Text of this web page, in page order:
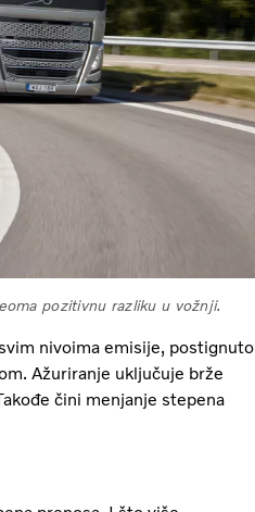
pozitivnu razliku u vožnji.
nivoima emisije, postignuto
Ažuriranje uključuje brže
čini menjanje stepena